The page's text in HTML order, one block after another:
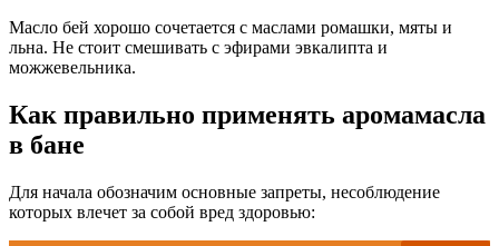
Масло бей хорошо сочетается с маслами ромашки, мяты и
льна. Не стоит смешивать с эфирами эвкалипта и
можжевельника.
Как правильно применять аромамасла
в бане
Для начала обозначим основные запреты, несоблюдение
которых влечет за собой вред здоровью: